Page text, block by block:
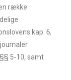
række
kap. 6,
5-10, samt